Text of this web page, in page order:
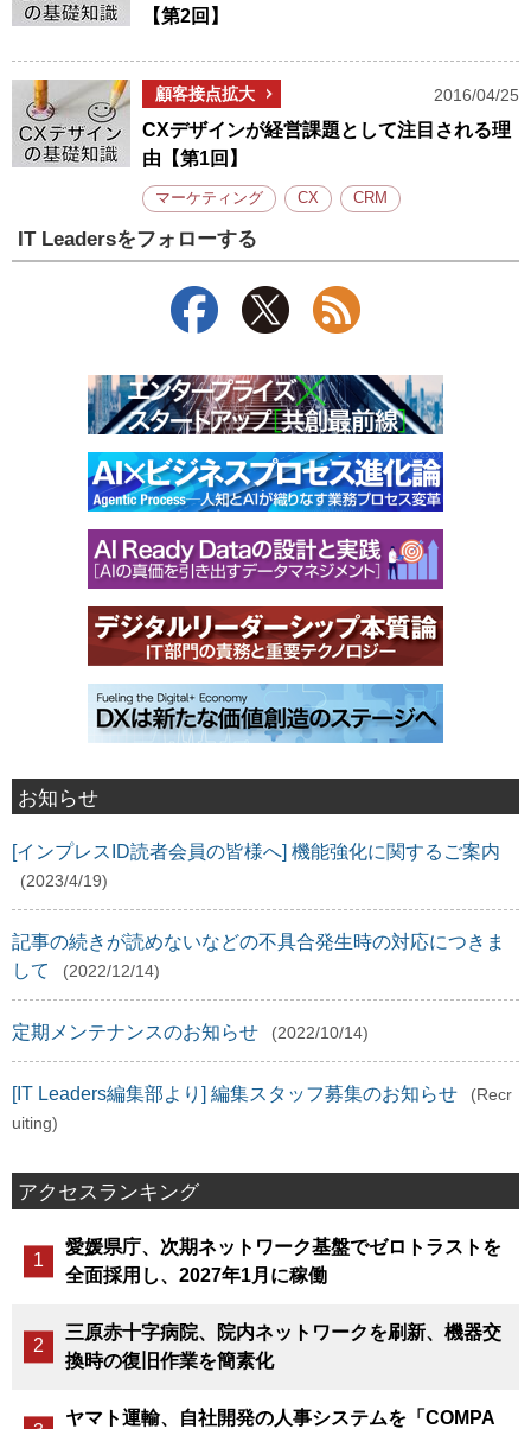
【第2回】
顧客接点拡大 2016/04/25
CXデザインが経営課題として注目される理
由【第1回】
マーケティング CX CRM
IT Leadersをフォローする
お知らせ
[インプレスID読者会員の皆様へ] 機能強化に関するご案内
(2023/4/19)
記事の続きが読めないなどの不具合発生時の対応につきま
して
(2022/12/14)
定期メンテナンスのお知らせ (2022/10/14)
[IT Leaders編集部より] 編集スタッフ募集のお知らせ
(Recr
uiting)
アクセスランキング
愛媛県庁、次期ネットワーク基盤でゼロトラストを
全面採用し、2027年1月に稼働
三原赤十字病院、院内ネットワークを刷新、機器交
換時の復旧作業を簡素化
ヤマト運輸、自社開発の人事システムを「COMPA